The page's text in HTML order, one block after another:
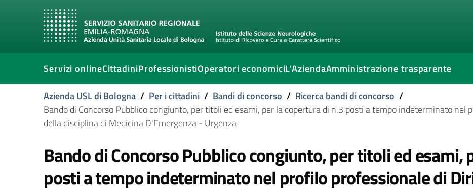
Servizi onlineCittadiniProfessionistiOperatori economiciL'AziendaAmministrazione trasparente
Azienda USL di Bologna / Per i cittadini / Bandi di concorso / Ricerca bandi di concorso /
Bando di Concorso Pubblico congiunto, per titoli ed esami, per la copertura di n.3 posti a tempo indeterminato
della disciplina di Medicina D'Emergenza - Urgenza
Bando di Concorso Pubblico congiunto, per titoli ed esami,
posti a tempo indeterminato nel profilo professionale di